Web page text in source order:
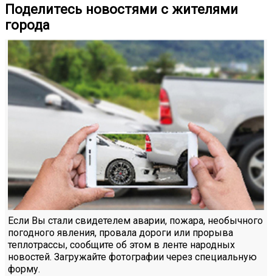
Поделитесь новостями с жителями
города
Если Вы стали свидетелем аварии, пожара, необычного
погодного явления, провала дороги или прорыва
теплотрассы, сообщите об этом в ленте народных
новостей. Загружайте фотографии через специальную
форму.